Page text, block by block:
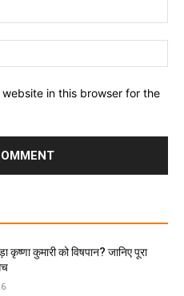
in this browser for the
कृष्णा कुमारी को विषपान? जानिए पूरा